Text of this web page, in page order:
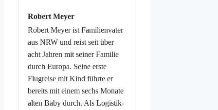
Robert Meyer
Robert Meyer ist Familienvater
aus NRW und reist seit über
acht Jahren mit seiner Familie
durch Europa. Seine erste
Flugreise mit Kind führte er
bereits mit einem sechs Monate
alten Baby durch. Als Logistik-